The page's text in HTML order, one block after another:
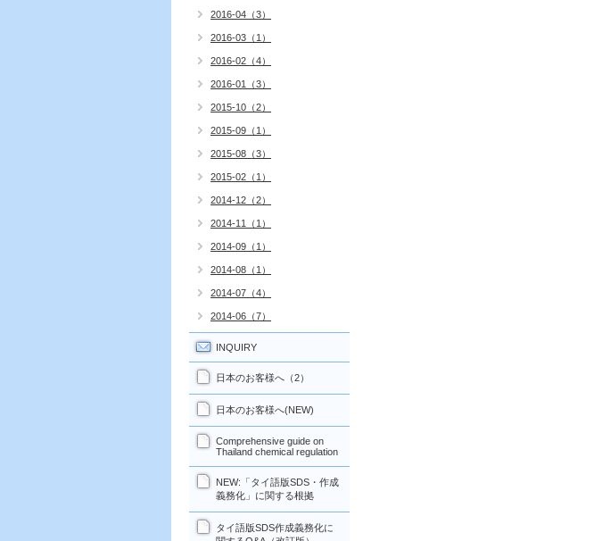
2016-04（3）
2016-03（1）
2016-02（4）
2016-01（3）
2015-10（2）
2015-09（1）
2015-08（3）
2015-02（1）
2014-12（2）
2014-11（1）
2014-09（1）
2014-08（1）
2014-07（4）
2014-06（7）
INQUIRY
日本のお客様へ（2）
日本のお客様へ(NEW)
Comprehensive guide on
Thailand chemical regulation
NEW:「タイ語版SDS・作成
義務化」に関する根拠
タイ語版SDS作成義務化に